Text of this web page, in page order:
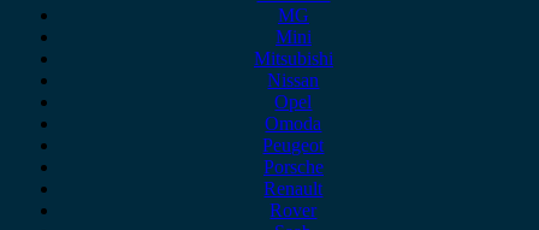
MG
Mini
Mitsubishi
Nissan
Opel
Omoda
Peugeot
Porsche
Renault
Rover